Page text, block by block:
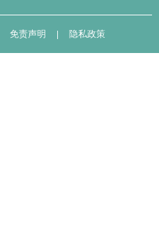
免责声明 隐私政策